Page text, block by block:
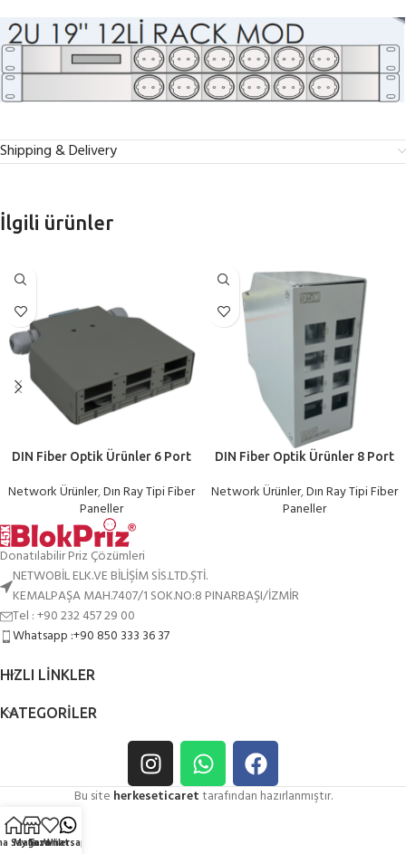
Shipping & Delivery
İlgili ürünler
DIN Fiber Optik Ürünler 6 Port
Network Ürünler,Dın Ray Tipi Fiber
Paneller
DIN Fiber Optik Ürünler 8 Port
Network Ürünler,Dın Ray Tipi Fiber
Paneller
Donatılabilir Priz Çözümleri
NETWOBİL ELK.VE BİLİŞİM SİS.LTD.ŞTİ.
KEMALPAŞA MAH.7407/1 SOK.NO:8 PINARBAŞI/İZMİR
Tel : +90 232 457 29 00
Whatsapp :+90 850 333 36 37
HIZLI LINKLER
KATEGORILER
Bu site herkeseticarettarafından hazırlanmıştır.
Sayfa
MağazaFavoriler
Whatsapp